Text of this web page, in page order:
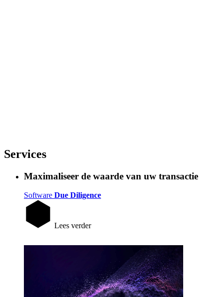
Services
Maximaliseer de waarde van uw transactie
Software Due Diligence
Lees verder